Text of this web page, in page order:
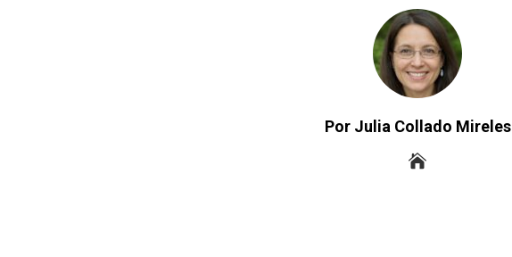
Por Julia Collado Mireles